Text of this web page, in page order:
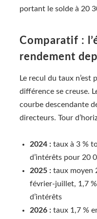
portant le solde à 20
Comparatif :
rendement
Le recul du taux n’est
différence se creuse.
courbe descendante
directeurs. Tour
2024 : taux à 3 %
d’intérêts pour 20
2025 : taux moyen
février-juillet, 1,7
d’intérêts
2026 : taux 1,7 %